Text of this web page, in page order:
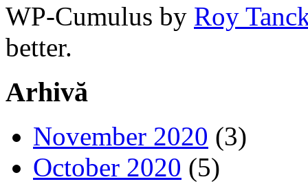
WP-Cumulus by Roy
better.
Arhivă
November 2020 (3)
October 2020 (5)